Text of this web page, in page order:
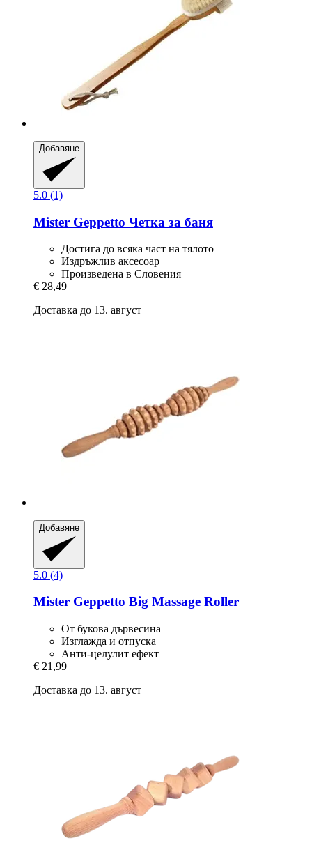
Добавяне
5.0 (1)
Mister Geppetto Четка за баня
Достига до всяка част на тялото
Издръжлив аксесоар
Произведена в Словения
€ 28,49
Доставка до 13. август
Добавяне
5.0 (4)
Mister Geppetto Big Massage Roller
От букова дървесина
Изглажда и отпуска
Анти-целулит ефект
€ 21,99
Доставка до 13. август